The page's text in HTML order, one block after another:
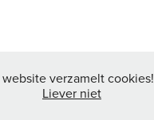
verzamelt cookies!
Liever niet